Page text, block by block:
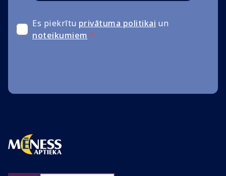
Es piekrītu privātuma politikai un
noteikumiem *